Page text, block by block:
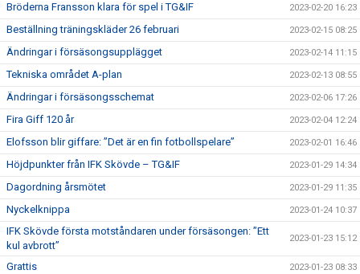
Bröderna Fransson klara för spel i TG&IF 2023-02-20 16:23
Beställning träningskläder 26 februari 2023-02-15 08:25
Ändringar i försäsongsupplägget 2023-02-14 11:15
Tekniska området A-plan 2023-02-13 08:55
Ändringar i försäsongsschemat 2023-02-06 17:26
Fira Giff 120 år 2023-02-04 12:24
Elofsson blir giffare: ”Det är en fin fotbollspelare” 2023-02-01 16:46
Höjdpunkter från IFK Skövde – TG&IF 2023-01-29 14:34
Dagordning årsmötet 2023-01-29 11:35
Nyckelknippa 2023-01-24 10:37
IFK Skövde första motståndaren under försäsongen: ”Ett
kul avbrott”
2023-01-23 15:12
Grattis 2023-01-23 08:33